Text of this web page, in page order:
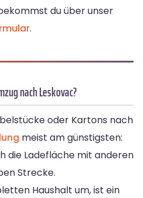
du über unser
.
nach Leskovac?
oder Kartons nach
meist am günstigsten:
die Ladefläche mit anderen
Strecke.
Haushalt um, ist ein